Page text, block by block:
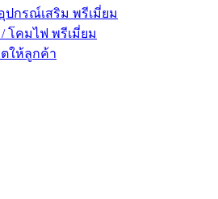
ปกรณ์เสริม พรีเมี่ยม
โคมไฟ พรีเมี่ยม
ให้ลูกค้า